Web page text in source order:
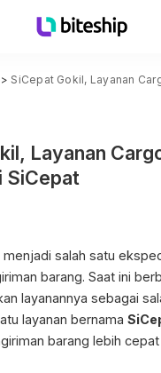
> SiCepat Gokil, Layanan Cargo
Layanan
SiCepat
salah satu
barang. Saat ini
layanannya sebagai
layanan bernama
barang lebih cepat